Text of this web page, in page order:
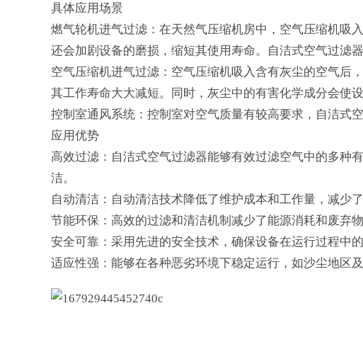
具体应用场景
燃气轮机进气过滤：在天然气压缩机房中，空气压缩机吸
还会加剧设备的磨损，缩短其使用寿命。自洁式空气过滤
空气压缩机进气过滤：空气压缩机吸入含有灰尘的空气后
其工作寿命大大减短。同时，灰尘中的有害化学成分会使
控制室通风系统：控制室对空气质量有较高要求，自洁式
应用优势
高效过滤：自洁式空气过滤器能够有效过滤空气中的多种
洁。
自动清洁：自动清洁技术降低了维护成本和工作量，减少
节能环保：高效的过滤和清洁机制减少了能源消耗和废弃
安全可靠：采用先进的安全技术，确保设备在运行过程中
适应性强：能够在各种恶劣环境下稳定运行，如沙尘地区及